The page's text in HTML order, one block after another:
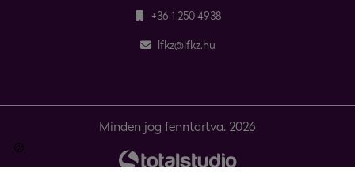
+36 1 250 4938
lfkz@lfkz.hu
Minden jog fenntartva. 2026
🍪